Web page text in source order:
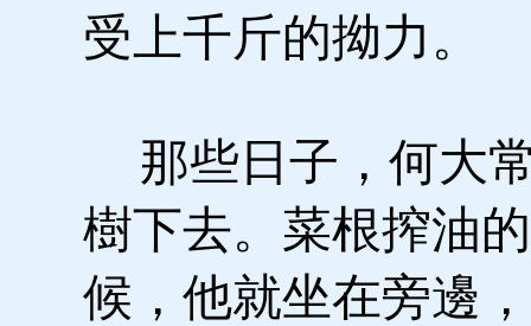
受上千斤的拗力。
那些日子，何大
樹下去。菜根搾油
候，他就坐在旁邊